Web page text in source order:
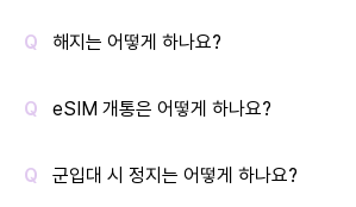
해지는 어떻게 하나요?
eSIM 개통은 어떻게 하나요?
군입대 시 정지는 어떻게 하나요?